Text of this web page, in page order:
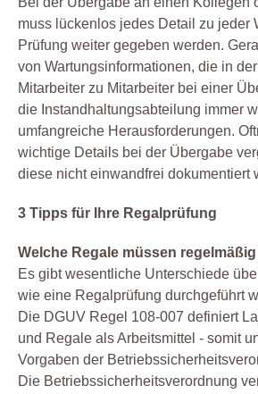
muss lückenlos jedes Detail zu jeder
Prüfung weiter gegeben werden.
von Wartungsinformationen, die in
Mitarbeiter zu Mitarbeiter bei einer
die Instandhaltungsabteilung immer
umfangreiche Herausforderungen.
wichtige Details bei der Übergabe
diese nicht einwandfrei dokumentiert
3 Tipps für Ihre Regalprüfung
Welche Regale müssen
Es gibt wesentliche Unterschiede
wie eine Regalprüfung durchgeführt
Die DGUV Regel 108-007 definiert
und Regale als Arbeitsmittel - somit
Vorgaben der
Die Betriebssicherheitsverordnung